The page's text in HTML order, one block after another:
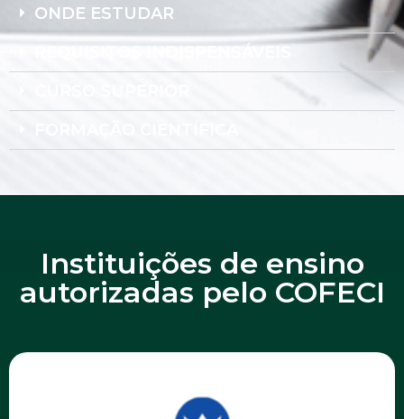
ONDE ESTUDAR
REQUISITOS INDISPENSÁVEIS
Instituições de ensino
autorizadas pelo COFECI